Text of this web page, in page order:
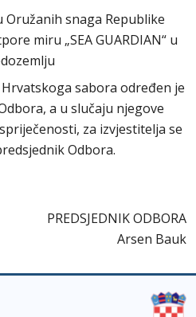
snaga Republike
miru „SEA GUARDIAN“ u
sabora određen je
a u slučaju njegove
za izvjestitelja se
Odbora.
PREDSJEDNIK ODBORA
Arsen Bauk